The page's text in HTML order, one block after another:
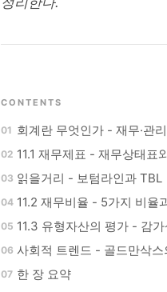
CONTENTS
회계란 무엇인가 - 재무·관
11.1 재무제표 - 재무상태표
읽을거리 - 보텀라인과 TBL
11.2 재무비율 - 5가지 비율
11.3 유형자산의 평가 - 감
사회적 트렌드 - 골드만삭스
한 장 요약